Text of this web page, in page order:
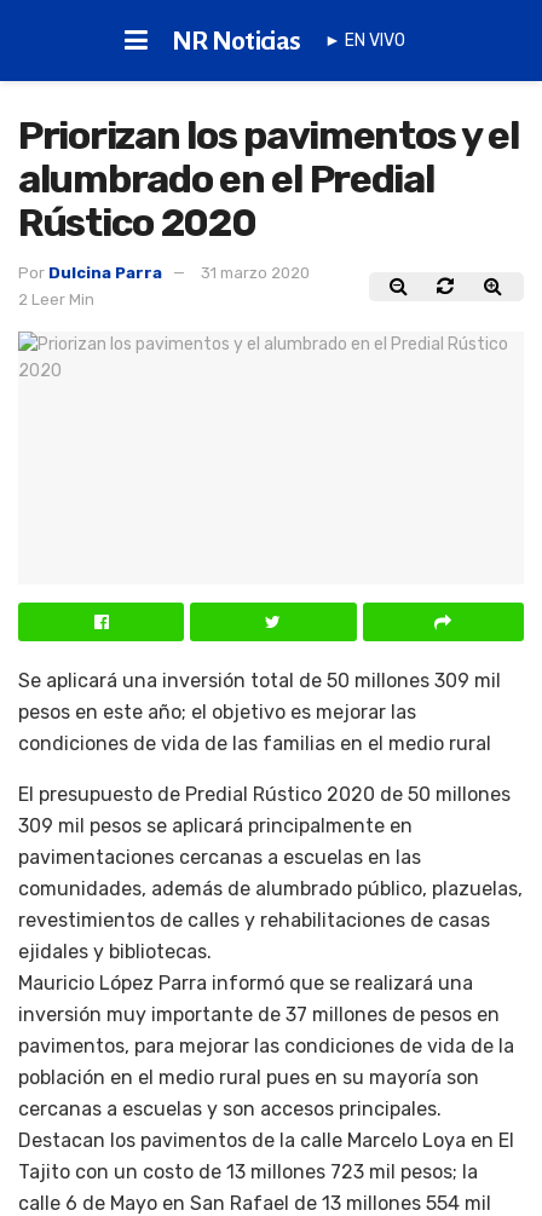
NR Noticias ► EN VIVO
Priorizan los pavimentos y el
alumbrado en el Predial
Rústico 2020
Por Dulcina Parra
31 marzo 2020
2 Leer Min
Se aplicará una inversión total de 50 millones 309 mil
pesos en este año; el objetivo es mejorar las
condiciones de vida de las familias en el medio rural
El presupuesto de Predial Rústico 2020 de 50 millones
309 mil pesos se aplicará principalmente en
pavimentaciones cercanas a escuelas en las
comunidades, además de alumbrado público, plazuelas,
revestimientos de calles y rehabilitaciones de casas
ejidales y bibliotecas.
Mauricio López Parra informó que se realizará una
inversión muy importante de 37 millones de pesos en
pavimentos, para mejorar las condiciones de vida de la
población en el medio rural pues en su mayoría son
cercanas a escuelas y son accesos principales.
Destacan los pavimentos de la calle Marcelo Loya en El
Tajito con un costo de 13 millones 723 mil pesos; la
calle 6 de Mayo en San Rafael de 13 millones 554 mil